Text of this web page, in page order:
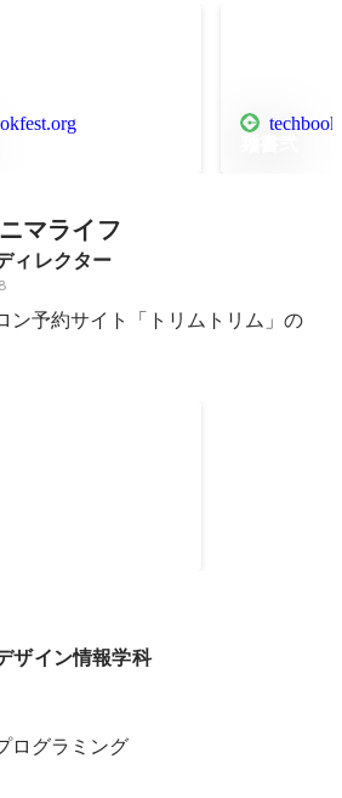
マライフ
ィレクター
ン予約サイト「トリムトリム」の
ザイン情報学科
ログラミング